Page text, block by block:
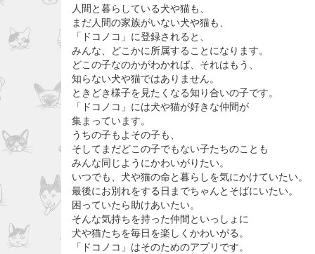
人間と暮らしている犬や猫も、
まだ人間の家族がいない犬や猫も、
「ドコノコ」に登録されると、
みんな、どこかに所属することになります。
どこの子なのかがわかれば、それはもう、
知らない犬や猫ではありません。
ときどき様子を見たくなる知り合いの子です。
「ドコノコ」には犬や猫が好きな仲間が
集まっています。
うちの子もよその子も、
そしてまだどこの子でもない子たちのことも
みんな同じようにかわいがりたい。
いつでも、犬や猫の命と暮らしを気にかけていたい。
最後にお別れをする日までちゃんとそばにいたい。
困っていたら助けあいたい。
そんな気持ちを持った仲間といっしょに
犬や猫たちを毎日を楽しくかわいがる。
「ドコノコ」はそのためのアプリです。